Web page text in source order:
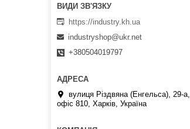
https://industry.kh.ua
industryshop@ukr.net
+380504019797
вулиця Різдвяна (Енгельса), 29-а,
офіс 810, Харків, Україна